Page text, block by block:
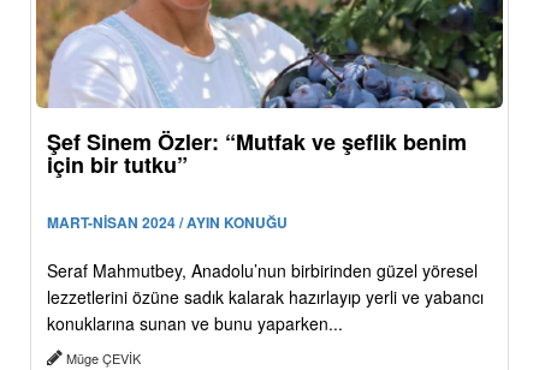
Şef Sinem Özler: “Mutfak ve şeflik benim
için bir tutku”
MART-NİSAN 2024 / AYIN KONUĞU
Seraf Mahmutbey, Anadolu’nun birbirinden güzel yöresel
lezzetlerini özüne sadık kalarak hazırlayıp yerli ve yabancı
konuklarına sunan ve bunu yaparken...
Müge ÇEVİK